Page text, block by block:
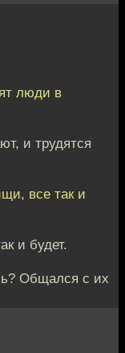
люди в
и трудятся
все так и
и будет.
Общался с их